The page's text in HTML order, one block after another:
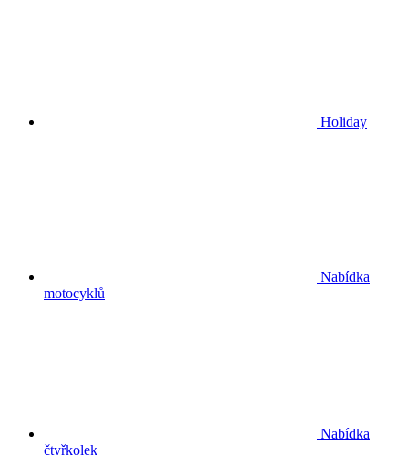
Holiday
Nabídka
motocyklů
Nabídka
čtyřkolek